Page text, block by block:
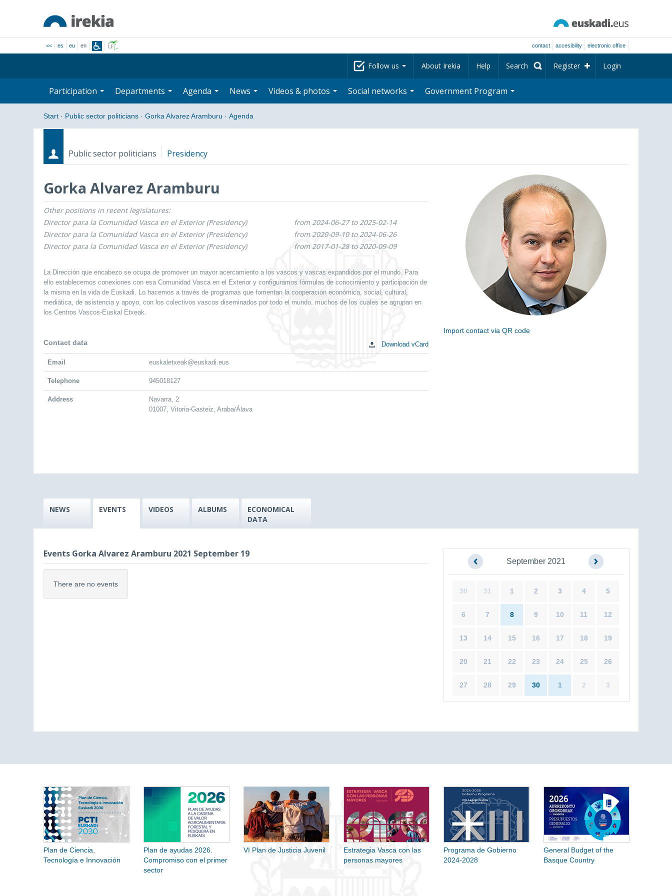
<< es eu en contact accesibility electronic office
Follow us About Irekia Help Search Register Login
Participation Departments Agenda News Videos & photos Social networks Government Program
Start · Public sector politicians · Gorka Alvarez Aramburu · Agenda
Public sector politicians Presidency
Gorka Alvarez Aramburu
RolesStart date - End date
Other positions in recent legislatures:
Director para la Comunidad Vasca en el Exterior (Presidency)
from 2024-06-27 to 2025-02-14
Director para la Comunidad Vasca en el Exterior (Presidency)
from 2020-09-10 to 2024-06-26
Director para la Comunidad Vasca en el Exterior (Presidency)
from 2017-01-28 to 2020-09-09
La Dirección que encabezo se ocupa de promover un mayor acercamiento a los vascos y vascas expandidos por el mundo. Para
ello establecemos conexiones con esa Comunidad Vasca en el Exterior y configuramos fórmulas de conocimiento y participación de
la misma en la vida de Euskadi. Lo hacemos a través de programas que fomentan la cooperación económica, social, cultural,
mediática, de asistencia y apoyo, con los colectivos vascos diseminados por todo el mundo, muchos de los cuales se agrupan en
los Centros Vascos-Euskal Etxeak.
Contact data Download vCard
Email euskaletxeak@euskadi.eus
Telephone 945018127
Address
Navarra, 2
01007, Vitoria-Gasteiz, Araba/Álava
Import contact via QR code
NEWS EVENTS VIDEOS ALBUMS
ECONOMICAL
DATA
Events Gorka Alvarez Aramburu 2021 September 19
There are no events
September 2021
30 31 1 2 3 4 5
6 7 8 9 10 11 12
13 14 15 16 17 18 19
20 21 22 23 24 25 26
27 28 29 30 1 2 3
Plan de Ciencia,
Tecnología e Innovación
Plan de ayudas 2026.
Compromiso con el primer
sector
VI Plan de Justicia Juvenil
Estrategia Vasca con las
personas mayores
Programa de Gobierno
2024-2028
General Budget of the
Basque Country